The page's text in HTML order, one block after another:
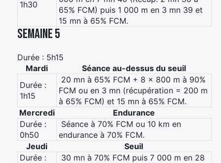
1h30
65% FCM) puis 1 000 m en 3 mn 39 et
15 mn à 65% FCM.
Semaine 5
Durée : 5h15
Mardi
Séance au-dessus du seuil
Durée :
1h15
 20 mn à 65% FCM + 8 x 800 m à 90%
FCM ou en 3 mn (récupération = 200 m
à 65% FCM) et 15 mn à 65% FCM.
Mercredi
Endurance
Durée :
0h50
 Séance à 70% FCM ou 10 km en
endurance à 70% FCM.
Jeudi
Seuil
Durée :
 30 mn à 70% FCM puis 7 000 m en 28
Rechercher
: